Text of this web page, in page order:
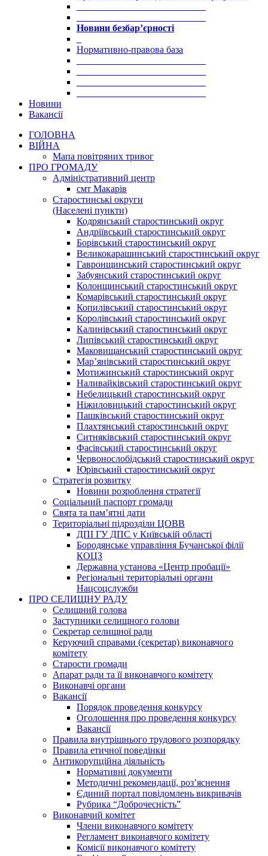
Новини безбар’єрності
Нормативно-правова база
Новини
Вакансії
ГОЛОВНА
ВІЙНА
Мапа повітряних тривог
ПРО ГРОМАДУ
Aдміністративний центр
смт Макарів
Старостинські округи
(Населені пункти)
Кодрянський старостинський округ
Андріївський старостинський округ
Борівський старостинський округ
Великокарашинський старостинський округ
Гавронщинський старостинський округ
Забуянський старостинський округ
Колонщинський старостинський округ
Комарівський старостинський округ
Копилівський старостинський округ
Королівський старостинський округ
Калинівський старостинський округ
Липівський старостинський округ
Маковищанський старостинський округ
Мар’янівський старостинський округ
Мотижинський старостинський округ
Наливайківський старостинський округ
Небелицький старостинський округ
Ніжиловицький старостинський округ
Пашківський старостинський округ
Плахтянський старостинський округ
Ситняківський старостинський округ
Фасівський старостинський округ
Червонослобідський старостинський округ
Юрівський старостинський округ
Стратегія розвитку
Новини розроблення стратегії
Соціальний паспорт громади
Свята та пам’ятні дати
Територіальні підрозділи ЦОВВ
ДПІ ГУ ДПС у Київській області
Бородянське управління Бучанської філії
КОЦЗ
Державна установа «Центр пробації»
Регіональні територіальні органи
Нацсоцслужби
ПРО СЕЛИЩНУ РАДУ
Селищний голова
Заступники селищного голови
Секретар селищної ради
Керуючий справами (секретар) виконавчого
комітету
Старости громади
Апарат ради та її виконавчого комітету
Виконавчі органи
Вакансії
Порядок проведення конкурсу
Оголошення про проведення конкурсу
Вакансії
Правила внутрішнього трудового розпорядку
Правила етичної поведінки
Антикорупційна діяльність
Нормативні документи
Методичні рекомендації, роз’яснення
Єдиний портал повідомлень викривачів
Рубрика “Доброчесність”
Виконавчий комітет
Члени виконавчого комітету
Регламент виконавчого комітету
Комісії виконавчого комітету